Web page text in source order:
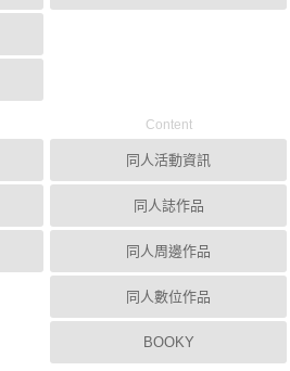
Content
同人活動資訊
同人誌作品
同人周邊作品
同人數位作品
BOOKY